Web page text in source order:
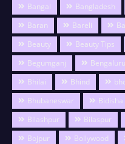
Bangal
Bangladesh
Baran
Bareli
Beauty
Beauty Tips
Begumganj
Bengaluru
Bhilai
Bhind
Bhubaneswar
Bidisha
Bilashpur
Bilaspur
Bojpur
Bollywood